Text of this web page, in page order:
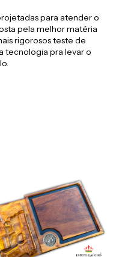
para atender o
pela melhor matéria
rigorosos teste de
tecnologia pra levar o